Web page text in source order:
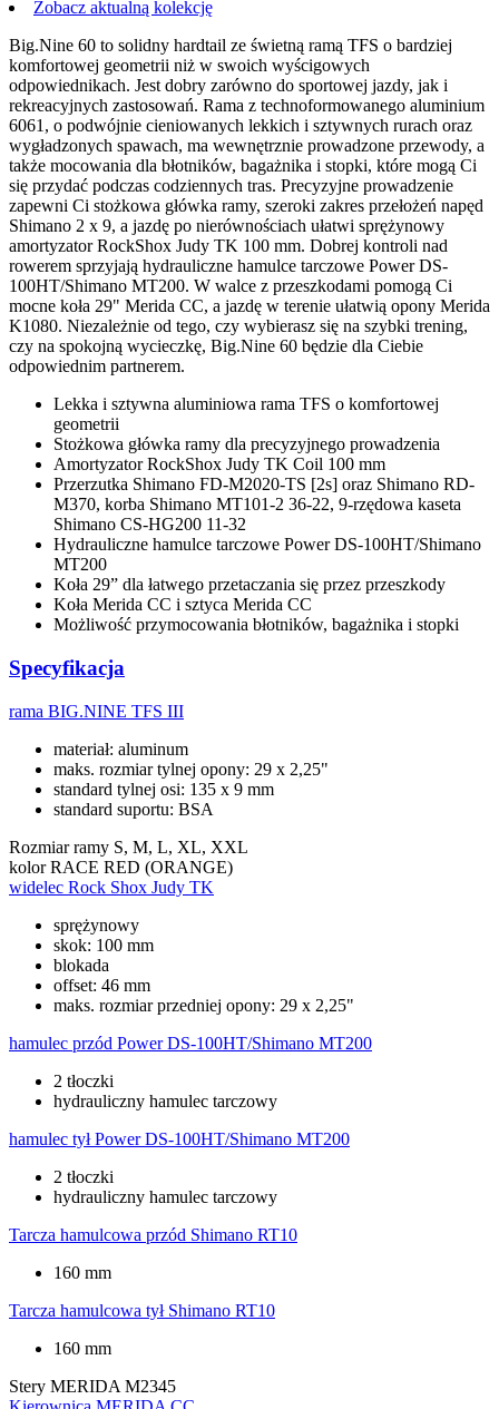
Zobacz aktualną kolekcję
Big.Nine 60 to solidny hardtail ze świetną ramą TFS o bardziej
komfortowej geometrii niż w swoich wyścigowych
odpowiednikach. Jest dobry zarówno do sportowej jazdy, jak i
rekreacyjnych zastosowań. Rama z technoformowanego aluminium
6061, o podwójnie cieniowanych lekkich i sztywnych rurach oraz
wygładzonych spawach, ma wewnętrznie prowadzone przewody, a
także mocowania dla błotników, bagażnika i stopki, które mogą Ci
się przydać podczas codziennych tras. Precyzyjne prowadzenie
zapewni Ci stożkowa główka ramy, szeroki zakres przełożeń napęd
Shimano 2 x 9, a jazdę po nierównościach ułatwi sprężynowy
amortyzator RockShox Judy TK 100 mm. Dobrej kontroli nad
rowerem sprzyjają hydrauliczne hamulce tarczowe Power DS-
100HT/Shimano MT200. W walce z przeszkodami pomogą Ci
mocne koła 29" Merida CC, a jazdę w terenie ułatwią opony Merida
K1080. Niezależnie od tego, czy wybierasz się na szybki trening,
czy na spokojną wycieczkę, Big.Nine 60 będzie dla Ciebie
odpowiednim partnerem.
Lekka i sztywna aluminiowa rama TFS o komfortowej
geometrii
Stożkowa główka ramy dla precyzyjnego prowadzenia
Amortyzator RockShox Judy TK Coil 100 mm
Przerzutka Shimano FD-M2020-TS [2s] oraz Shimano RD-
M370, korba Shimano MT101-2 36-22, 9-rzędowa kaseta
Shimano CS-HG200 11-32
Hydrauliczne hamulce tarczowe Power DS-100HT/Shimano
MT200
Koła 29” dla łatwego przetaczania się przez przeszkody
Koła Merida CC i sztyca Merida CC
Możliwość przymocowania błotników, bagażnika i stopki
Specyfikacja
rama BIG.NINE TFS III
materiał: aluminum
maks. rozmiar tylnej opony: 29 x 2,25"
standard tylnej osi: 135 x 9 mm
standard suportu: BSA
Rozmiar ramy S, M, L, XL, XXL
kolor RACE RED (ORANGE)
widelec Rock Shox Judy TK
sprężynowy
skok: 100 mm
blokada
offset: 46 mm
maks. rozmiar przedniej opony: 29 x 2,25"
hamulec przód Power DS-100HT/Shimano MT200
2 tłoczki
hydrauliczny hamulec tarczowy
hamulec tył Power DS-100HT/Shimano MT200
2 tłoczki
hydrauliczny hamulec tarczowy
Tarcza hamulcowa przód Shimano RT10
160 mm
Tarcza hamulcowa tył Shimano RT10
160 mm
Stery MERIDA M2345